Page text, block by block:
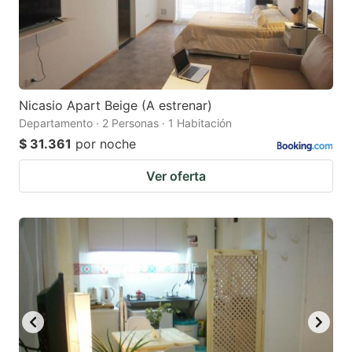
Nicasio Apart Beige (A estrenar)
Departamento · 2 Personas · 1 Habitación
$ 31.361 por noche
Ver oferta